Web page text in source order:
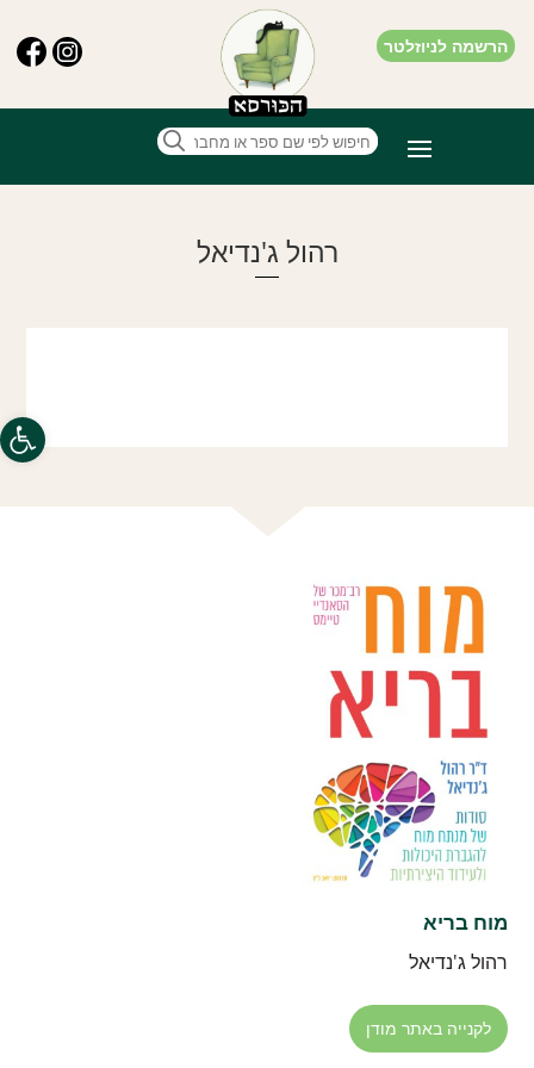
פתח
הרשמה לניוזלטר
רהול ג'נדיאל
מוח בריא
רהול ג'נדיאל
לקנייה באתר מודן